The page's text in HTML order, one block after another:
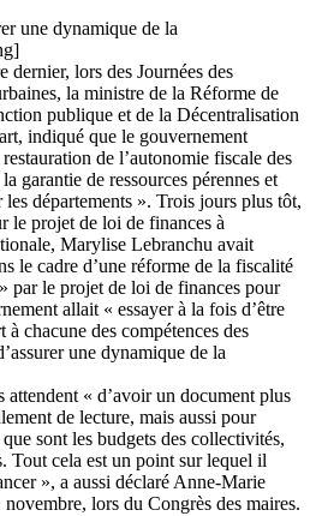
une dynamique de la
dernier, lors des Journées des
la ministre de la Réforme de
publique et de la Décentralisation
indiqué que le gouvernement
de l’autonomie fiscale des
garantie de ressources pérennes et
les départements ». Trois jours plus tôt,
le projet de loi de finances à
Marylise Lebranchu avait
le cadre d’une réforme de la fiscalité
par le projet de loi de finances pour
allait « essayer à la fois d’être
à chacune des compétences des
une dynamique de la
attendent « d’avoir un document plus
de lecture, mais aussi pour
sont les budgets des collectivités,
Tout cela est un point sur lequel il
», a aussi déclaré Anne-Marie
lors du Congrès des maires.